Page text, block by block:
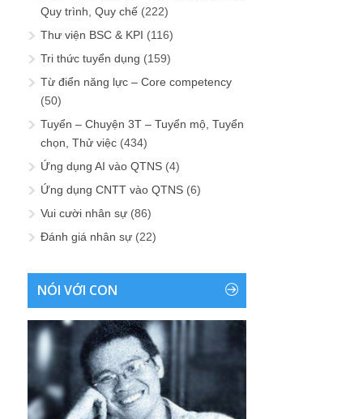
Quy trình, Quy chế (222)
Thư viện BSC & KPI (116)
Tri thức tuyển dụng (159)
Từ điển năng lực – Core competency
(50)
Tuyển – Chuyện 3T – Tuyển mộ, Tuyển
chọn, Thử việc (434)
Ứng dụng AI vào QTNS (4)
Ứng dụng CNTT vào QTNS (6)
Vui cười nhân sự (86)
Đánh giá nhân sự (22)
NÓI VỚI CON